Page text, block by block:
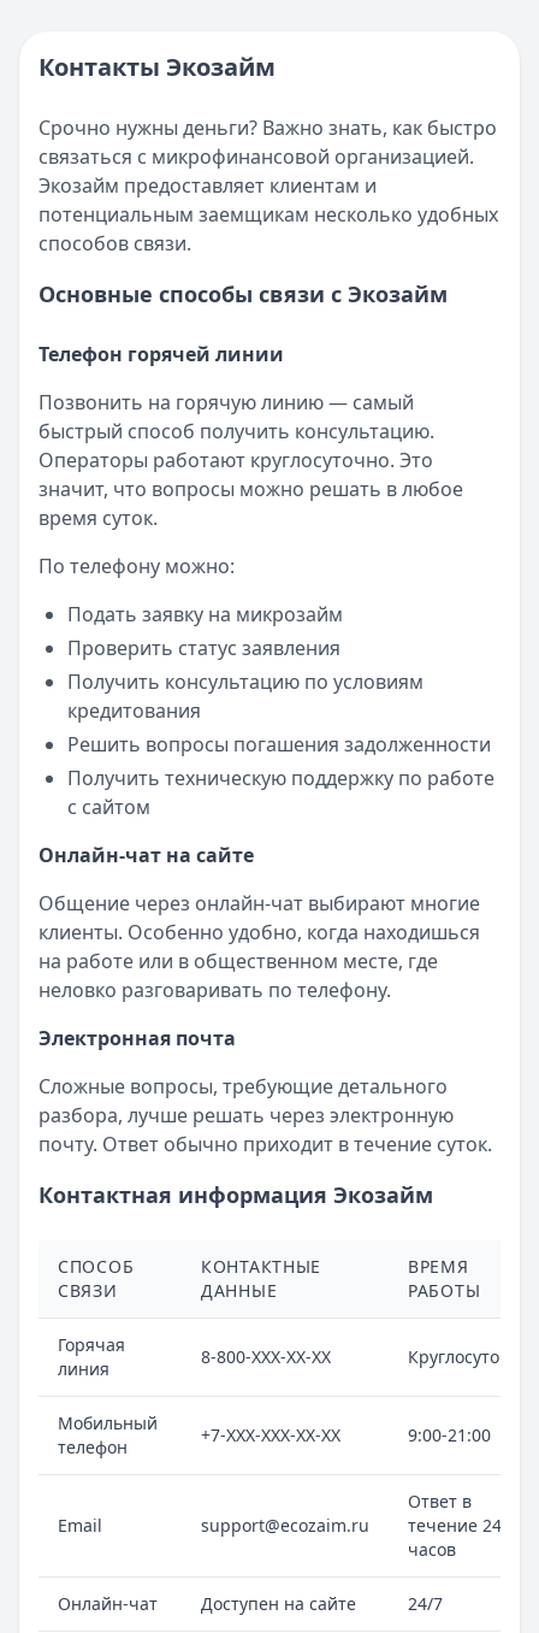
Контакты Экозайм
Срочно нужны деньги? Важно знать, как быстро
связаться с микрофинансовой организацией.
Экозайм предоставляет клиентам и
потенциальным заемщикам несколько удобных
способов связи.
Основные способы связи с Экозайм
Телефон горячей линии
Позвонить на горячую линию — самый
быстрый способ получить консультацию.
Операторы работают круглосуточно. Это
значит, что вопросы можно решать в любое
время суток.
По телефону можно:
Подать заявку на микрозайм
Проверить статус заявления
Получить консультацию по условиям
кредитования
Решить вопросы погашения задолженности
Получить техническую поддержку по работе
с сайтом
Онлайн-чат на сайте
Общение через онлайн-чат выбирают многие
клиенты. Особенно удобно, когда находишься
на работе или в общественном месте, где
неловко разговаривать по телефону.
Электронная почта
Сложные вопросы, требующие детального
разбора, лучше решать через электронную
почту. Ответ обычно приходит в течение суток.
Контактная информация Экозайм
СПОСОБ
СВЯЗИ
КОНТАКТНЫЕ
ДАННЫЕ
ВРЕМЯ
РАБОТЫ
Горячая
линия
8-800-XXX-XX-XX Круглосуточно
Мобильный
телефон
+7-XXX-XXX-XX-XX 9:00-21:00
Email support@ecozaim.ru
Ответ в
течение 24
часов
Онлайн-чат Доступен на сайте 24/7